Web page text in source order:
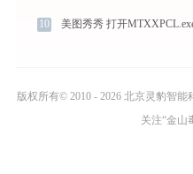
10 美图秀秀 打开
版权所有© 2010 - 2026 北京灵豹智能
关注“金山